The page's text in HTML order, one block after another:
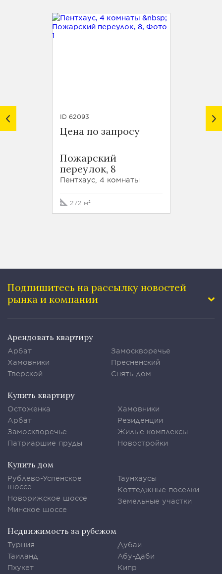
ID 62093
Цена по запросу
Пожарский
переулок, 8
Пентхаус, 4 комнаты
272 м²
ID 63739
Подпишитесь на рассылку новостей
рынка и компании
Арендовать квартиру
Арбат
Хамовники
Тверской
Замоскворечье
Пресненский
Снять дом
Купить квартиру
Остоженка
Арбат
Замоскворечье
Патриаршие пруды
Хамовники
Резиденции
Жилые комплексы
Новостройки
Купить дом
Рублево-Успенское
шоссе
Новорижское шоссе
Минское шоссе
Таунхаусы
Коттеджные поселки
Земельные участки
Недвижимость за рубежом
Турция
Таиланд
Пхукет
Дубаи
Абу-Даби
Кипр